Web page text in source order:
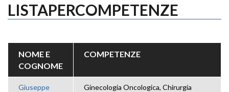
LISTAPERCOMPETENZE
NOME E
COGNOME
COMPETENZE
Giuseppe
Ginecologia Oncologica, Chirurgia